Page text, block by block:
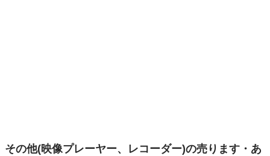
その他(映像プレーヤー、レコーダー)の売ります・あ